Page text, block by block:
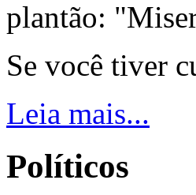
plantão:
Se você tiver
Leia mais...
Políticos